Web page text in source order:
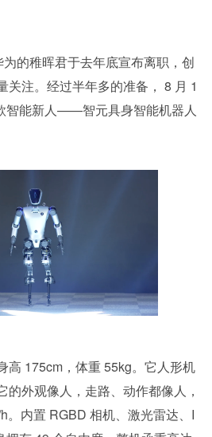
为的稚晖君于去年底宣布离职，创
关注。经过半年多的准备， 8 月 1
智能新人——智元具身智能机器人
高 175cm，体重 55kg。它人形机
的外观像人，走路、动作都像人，
。内置 RGBD 相机、激光雷达、I